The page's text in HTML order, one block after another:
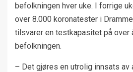
befolkningen hver uke. I forrige
over 8.000 koronatester i
tilsvarer en testkapasitet på over
befolkningen.
– Det gjøres en utrolig innsats av